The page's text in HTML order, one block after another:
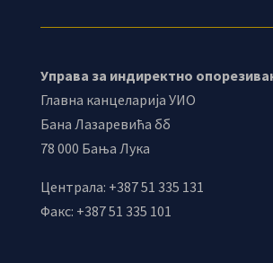
Управа за индиректно
Главна канцеларија УИО
Бана Лазаревића бб
78 000 Бања Лука
Централа: +387 51 335 131
Факс: +387 51 335 101